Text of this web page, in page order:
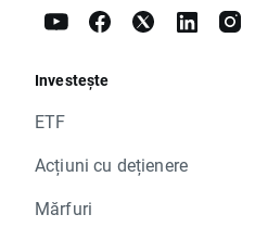
Investește
ETF
Acțiuni cu dețienere
Mărfuri